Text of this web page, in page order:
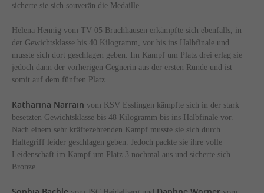
sicherte sie sich souverän die Medaille.
Helena Hennig vom TV 05 Bruchhausen erkämpfte sich ebenfalls, in
der Gewichtsklasse bis 40 Kilogramm, vor bis ins Halbfinale und
musste sich dort geschlagen geben. Im Kampf um Platz drei erlag sie
jedoch dann der vorherigen Gegnerin aus der ersten Runde und ist
somit auf dem fünften Platz.
Katharina Narrain vom KSV Esslingen kämpfte sich in der stark
besetzten Gewichtsklasse bis 48 Kilogramm bis ins Halbfinale vor.
Nach einem sehr kräftezehrenden Kampf musste sie sich durch
Haltegriff leider geschlagen geben. Jedoch packte sie ihre volle
Leidenschaft im Kampf um Platz 3 nochmal aus und sicherte sich
Bronze.